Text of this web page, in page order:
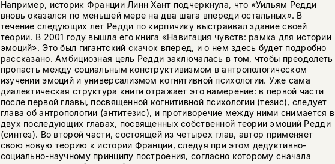
Например, историк Франции Линн Хант подчеркнула, что «Уильям Редди
вновь оказался по меньшей мере на два шага впереди остальных». В
течение следующих лет Редди по кирпичику выстраивал здание своей
теории. В 2001 году вышла его книга «Навигация чувств: рамка для истории
эмоций». Это был гигантский скачок вперед, и о нем здесь будет подробно
рассказано. Амбициозная цель Редди заключалась в том, чтобы преодолеть
пропасть между социальным конструктивизмом в антропологическом
изучении эмоций и универсализмом когнитивной психологии. Уже сама
диалектическая структура книги отражает это намерение: в первой части
после первой главы, посвященной когнитивной психологии (тезис), следует
глава об антропологии (антитезис), и противоречие между ними снимается в
двух последующих главах, посвященных собственной теории эмоций Редди
(синтез). Во второй части, состоящей из четырех глав, автор применяет
свою новую теорию к истории Франции, следуя при этом дедуктивно-
социально-научному принципу построения, согласно которому сначала